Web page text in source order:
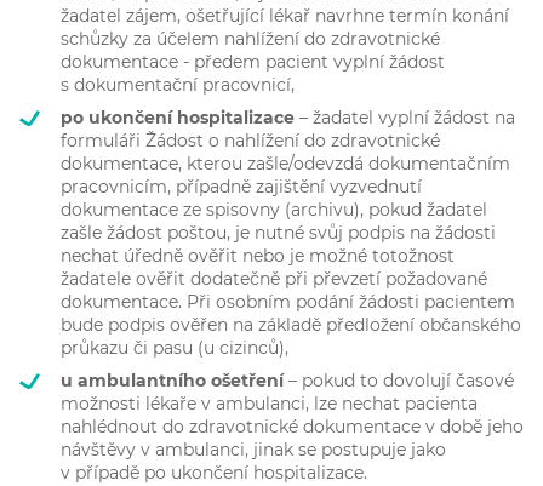
žadatel zájem, ošetřující lékař navrhne termín konání
schůzky za účelem nahlížení do zdravotnické
dokumentace - předem pacient vyplní žádost
s dokumentační pracovnicí,
po ukončení hospitalizace – žadatel vyplní žádost na
formuláři Žádost o nahlížení do zdravotnické
dokumentace, kterou zašle/odevzdá dokumentačním
pracovnicím, případně zajištění vyzvednutí
dokumentace ze spisovny (archivu), pokud žadatel
zašle žádost poštou, je nutné svůj podpis na žádosti
nechat úředně ověřit nebo je možné totožnost
žadatele ověřit dodatečně při převzetí požadované
dokumentace. Při osobním podání žádosti pacientem
bude podpis ověřen na základě předložení občanského
průkazu či pasu (u cizinců),
u ambulantního ošetření– pokud to dovolují časové
možnosti lékaře v ambulanci, lze nechat pacienta
nahlédnout do zdravotnické dokumentace v době jeho
návštěvy v ambulanci, jinak se postupuje jako
v případě po ukončení hospitalizace.